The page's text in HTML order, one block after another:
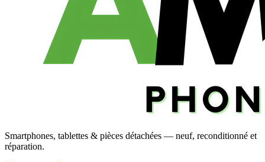
Smartphones, tablettes & pièces détachées — neuf, reconditionné et
réparation.